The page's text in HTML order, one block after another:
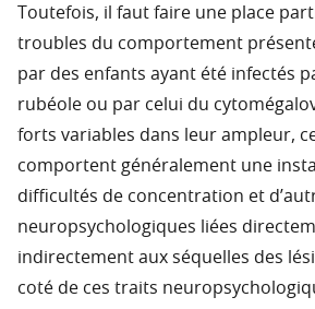
Toutefois, il faut faire une place
troubles du comportement
par des enfants ayant été infectés
rubéole ou par celui du
forts variables dans leur ampleur,
comportent généralement une
difficultés de concentration et
neuropsychologiques liées
indirectement aux séquelles des
coté de ces traits